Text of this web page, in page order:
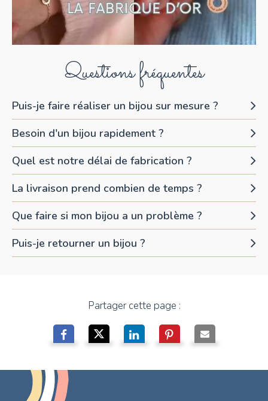
Questions fréquentes
Puis-je faire réaliser un bijou sur mesure ?
Besoin d'un bijou rapidement ?
Quel est notre délai de fabrication ?
La livraison prend combien de temps ?
Que faire si mon bijou a un problème ?
Puis-je retourner un bijou ?
Partager cette page :